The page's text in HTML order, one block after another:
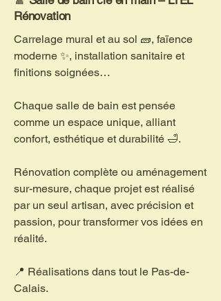
Rénovation
Carrelage mural et au sol 🧱, faïence
moderne ✨, installation sanitaire et
finitions soignées…
Chaque salle de bain est pensée
comme un espace unique, alliant
confort, esthétique et durabilité 🛁.
Rénovation complète ou aménagement
sur-mesure, chaque projet est réalisé
par un seul artisan, avec précision et
passion, pour transformer vos idées en
réalité.
📍 Réalisations dans tout le Pas-de-
Calais.